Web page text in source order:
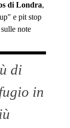
di Londra,
e pit stop
note
di
in